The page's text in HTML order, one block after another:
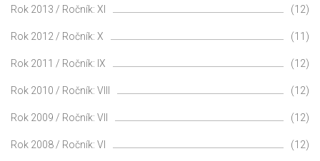
Rok 2013 / Ročník: XI (12)
Rok 2012 / Ročník: X (11)
Rok 2011 / Ročník: IX (12)
Rok 2010 / Ročník: VIII (12)
Rok 2009 / Ročník: VII (12)
Rok 2008 / Ročník: VI (12)